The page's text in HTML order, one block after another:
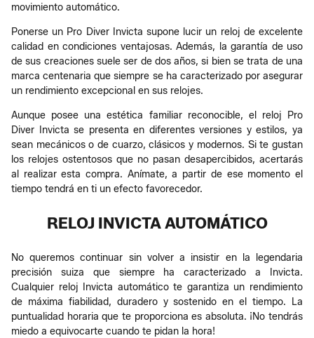
movimiento automático.
Ponerse un Pro Diver Invicta supone lucir un reloj de excelente
calidad en condiciones ventajosas. Además, la garantía de uso
de sus creaciones suele ser de dos años, si bien se trata de una
marca centenaria que siempre se ha caracterizado por asegurar
un rendimiento excepcional en sus relojes.
Aunque posee una estética familiar reconocible, el reloj Pro
Diver Invicta se presenta en diferentes versiones y estilos, ya
sean mecánicos o de cuarzo, clásicos y modernos. Si te gustan
los relojes ostentosos que no pasan desapercibidos, acertarás
al realizar esta compra. Anímate, a partir de ese momento el
tiempo tendrá en ti un efecto favorecedor.
RELOJ INVICTA AUTOMÁTICO
No queremos continuar sin volver a insistir en la legendaria
precisión suiza que siempre ha caracterizado a Invicta.
Cualquier reloj Invicta automático te garantiza un rendimiento
de máxima fiabilidad, duradero y sostenido en el tiempo. La
puntualidad horaria que te proporciona es absoluta. ¡No tendrás
miedo a equivocarte cuando te pidan la hora!